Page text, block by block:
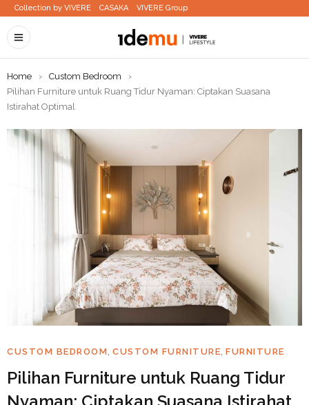
Collection by VIVERE CASAKA VIVERE Group
Home › Custom Bedroom
›
Pilihan Furniture untuk Ruang Tidur Nyaman: Ciptakan Suasana
Istirahat Optimal
CUSTOM BEDROOM, CUSTOM FURNITURE, FURNITURE
Pilihan Furniture untuk Ruang Tidur